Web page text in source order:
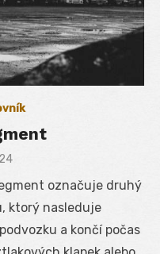
označuje druhý
ktorý nasleduje
a končí počas